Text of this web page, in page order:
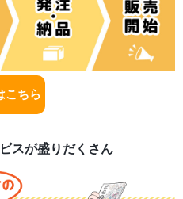
こちら
スが盛りだくさん